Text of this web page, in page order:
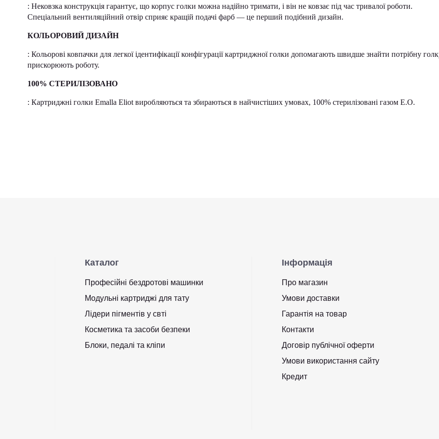
: Нековзка конструкція гарантує, що корпус голки можна надійно тримати, і він не ковзає під час тривалої роботи.
Спеціальний вентиляційний отвір сприяє кращій подачі фарб — це перший подібний дизайн.
КОЛЬОРОВИЙ ДИЗАЙН
: Кольорові ковпачки для легкої ідентифікації конфігурації картриджної голки допомагають швидше знайти потрібну
прискорюють роботу.
100% СТЕРИЛІЗОВАНО
: Картриджні голки Emalla Eliot виробляються та збираються в найчистіших умовах, 100% стерилізовані газом E.O.
Каталог
Професійні бездротові машинки
Модульні картриджі для тату
Лідери пігментів у свті
Косметика та засоби безпеки
Блоки, педалі та кліпи
Інформація
Про магазин
Умови доставки
Гарантія на товар
Контакти
Договір публічної оферти
Умови використання сайту
Кредит